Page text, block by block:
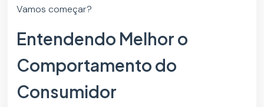
Vamos começar?
Entendendo Melhor o
Comportamento do
Consumidor